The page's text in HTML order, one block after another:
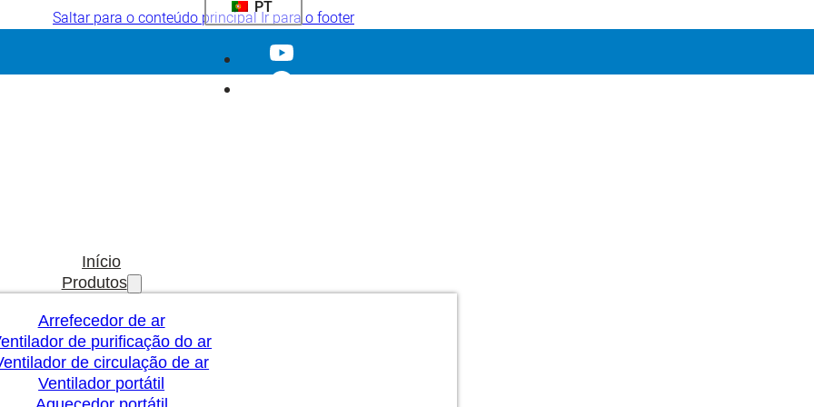
Saltar para o conteúdo principalIr para o footer
PT
Início
Produtos
Arrefecedor de ar
de purificação do ar
de circulação de ar
Ventilador portátil